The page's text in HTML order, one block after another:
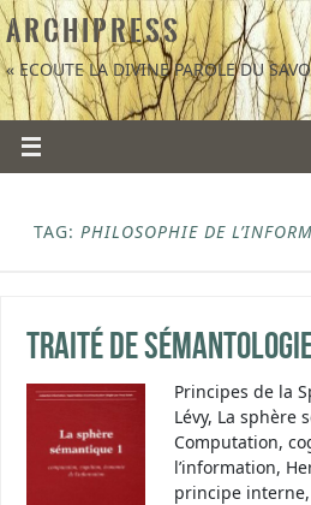
A R C H I P R E S S
« ECOUTE LA DIVINE PAROLE DU
TAG: PHILOSOPHIE DE
Traité de
Principes de la
Lévy, La sphère
Computation,
l’information,
principe